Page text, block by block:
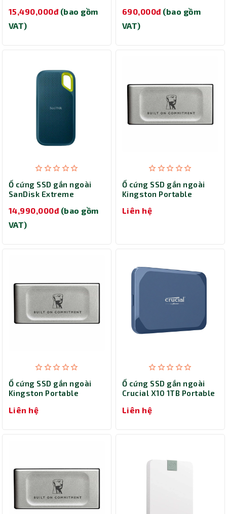
SDSSDE81C-4T00-G25
15,490,000đ (bao gồm
VAT)
690,000đ (bao gồm
VAT)
Ổ cứng SSD gắn ngoài
SanDisk Extreme
4T00-G25M
14,990,000đ (bao gồm
VAT)
Ổ cứng SSD gắn ngoài
Kingston Portable
Liên hệ
Ổ cứng SSD gắn ngoài
Kingston Portable
SXS2000/2000GA
Liên hệ
Ổ cứng SSD gắn ngoài
Crucial X10 1TB Portable
Liên hệ